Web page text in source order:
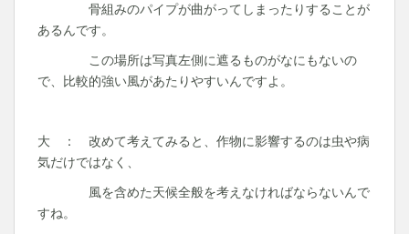
骨組みのパイプが曲がってしまったりすることが
あるんです。
この場所は写真左側に遮るものがなにもないの
で、比較的強い風があたりやすいんですよ。
大 ： 改めて考えてみると、作物に影響するのは虫や病
気だけではなく、
風を含めた天候全般を考えなければならないんで
すね。